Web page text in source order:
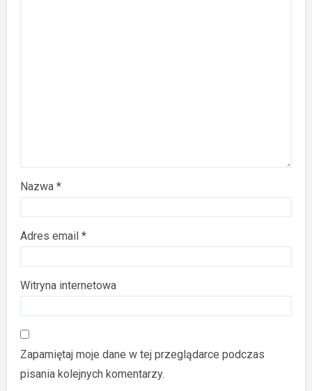
Nazwa*
Adres email*
Witryna internetowa
Zapamiętaj moje dane w tej przeglądarce podczas
pisania kolejnych komentarzy.